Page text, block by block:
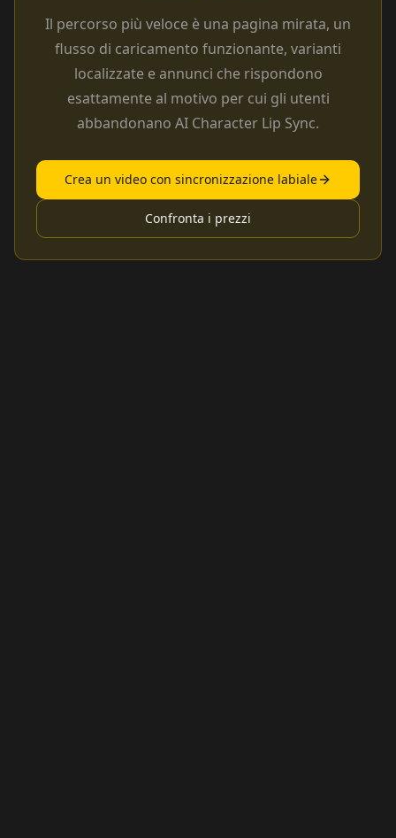
Il percorso più veloce è una pagina mirata, un
flusso di caricamento funzionante, varianti
localizzate e annunci che rispondono
esattamente al motivo per cui gli utenti
abbandonano AI Character Lip Sync.
Crea un video con sincronizzazione labiale
Confronta i prezzi